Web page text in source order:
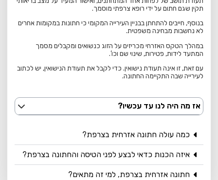
תקין שגם חתום על ידי רופא צרפתי מוסמך.
בנוסף, חייבים להתחתן בבניין העירייה המקומי כי חתונות במקומות אחרים
לא נחשבות מבחינה משפטית.
במהלך הטקס האזרחי מכריזים על הזוג כנשואים ומקבלים מסמך
המתעד לידות, פטירות, שינוי שם וכו’.
עם זאת, זו אינה תעודת נישואין. כדי לקבל את תעודת הנישואין, יש לכתוב
לעירייה שבה התקיימה החתונה.
אז מה היה לנו עד עכשיו?
כמה עולה חתונה אזרחית בצרפת?
איזה הכנות כדאי לבצע לפני הטיסה והחתונה בצרפת?
חתונה אזרחית בצרפת, למי זה מתאים?